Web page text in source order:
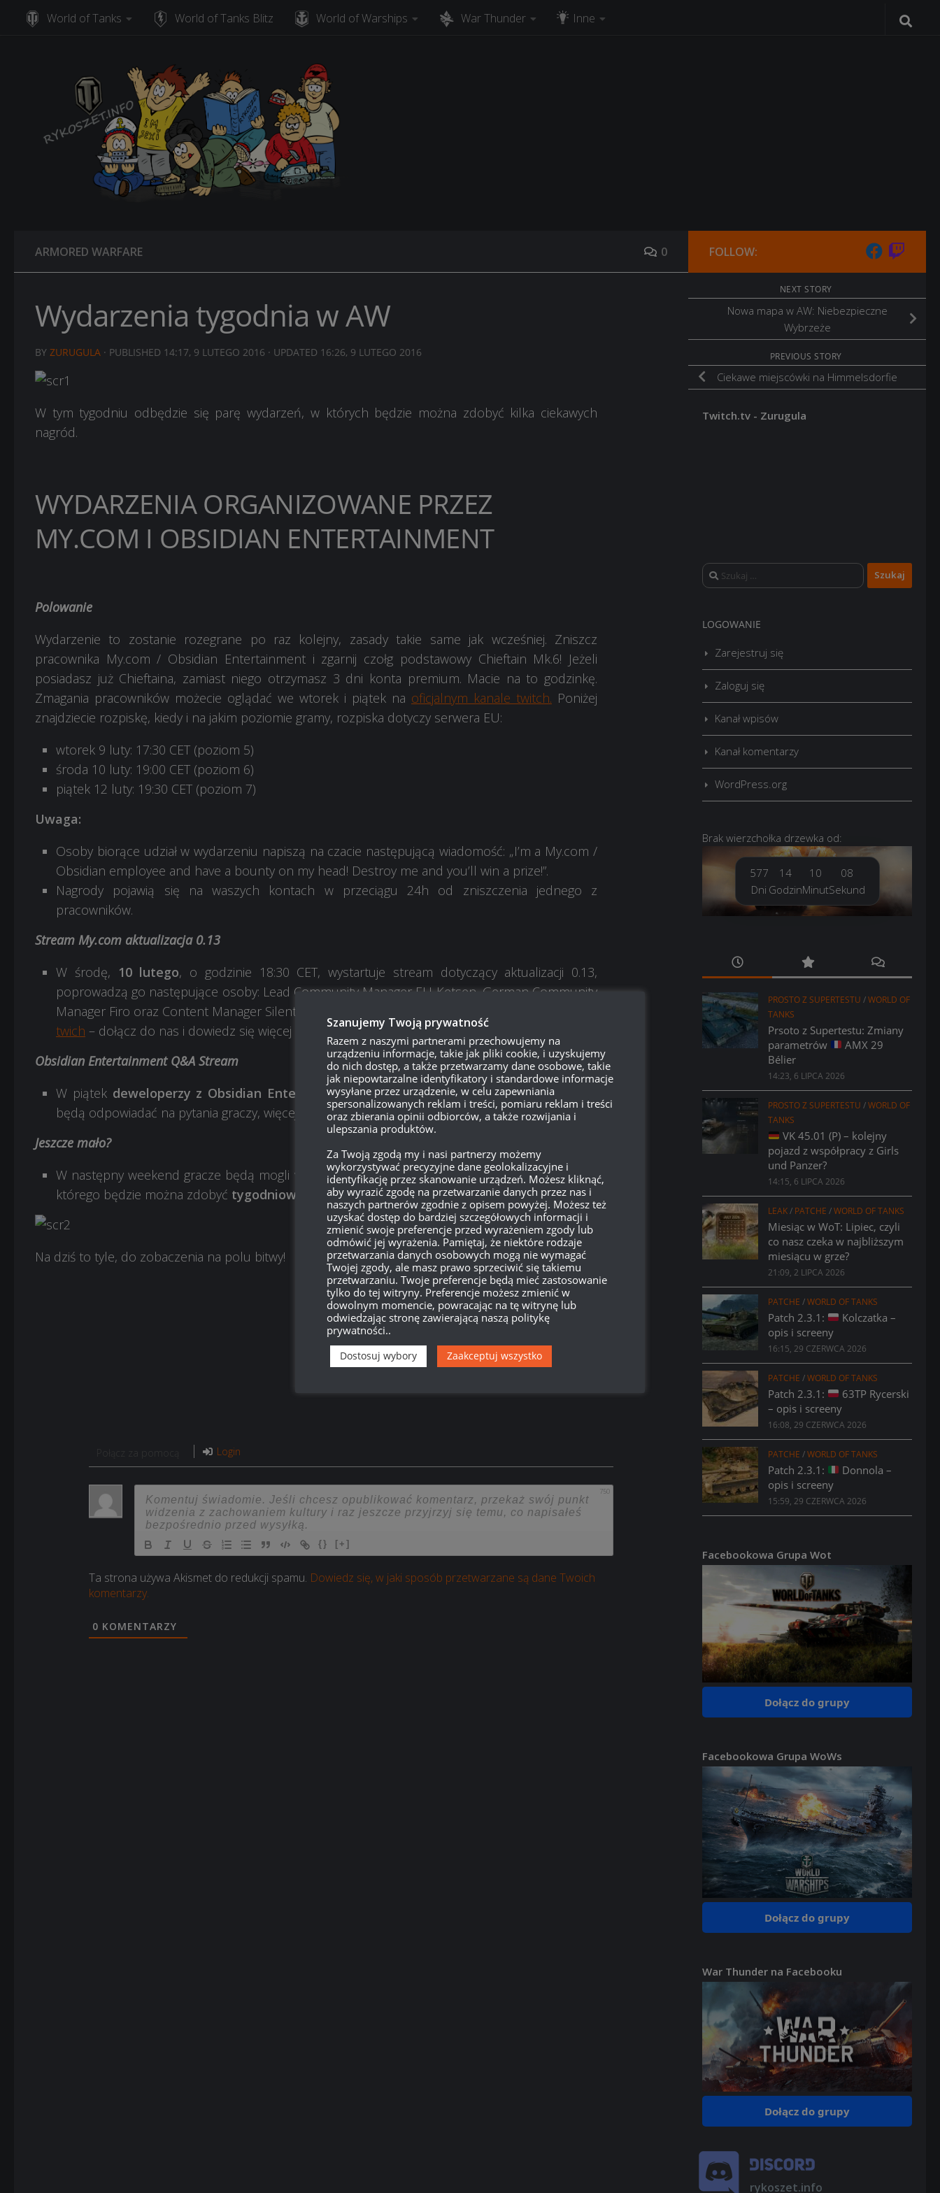
Skip to content
World of Tanks World of Tanks Blitz World of Warships War Thunder Inne
ARMORED WARFARE 0
Wydarzenia tygodnia w AW
BY ZURUGULA · PUBLISHED 14:17, 9 LUTEGO 2016 · UPDATED 16:26, 9 LUTEGO 2016
W tym tygodniu odbędzie się parę wydarzeń, w których będzie można zdobyć kilka ciekawych
nagród.
WYDARZENIA ORGANIZOWANE PRZEZ
MY.COM I OBSIDIAN ENTERTAINMENT
Polowanie
Wydarzenie to zostanie rozegrane po raz kolejny, zasady takie same jak wcześniej. Zniszcz
pracownika My.com / Obsidian Entertainment i zgarnij czołg podstawowy Chieftain Mk.6! Jeżeli
posiadasz już Chieftaina, zamiast niego otrzymasz 3 dni konta premium. Macie na to godzinkę.
Zmagania pracowników możecie oglądać we wtorek i piątek na oficjalnym kanale twitch. Poniżej
znajdziecie rozpiskę, kiedy i na jakim poziomie gramy, rozpiska dotyczy serwera EU:
wtorek 9 luty: 17:30 CET (poziom 5)
środa 10 luty: 19:00 CET (poziom 6)
piątek 12 luty: 19:30 CET (poziom 7)
Uwaga:
Osoby biorące udział w wydarzeniu napiszą na czacie następującą wiadomość: „I’m a My.com /
Obsidian employee and have a bounty on my head! Destroy me and you’ll win a prize!”.
Nagrody pojawią się na waszych kontach w przeciągu 24h od zniszczenia jednego z
pracowników.
Stream My.com aktualizacja 0.13
W środę, 10 lutego, o godzinie 18:30 CET, wystartuje stream dotyczący aktualizacji 0.13,
poprowadzą go następujące osoby: Lead Community Manager EU Ketsen, German Community
Manager Firo oraz Content Manager Silentstalker. Stream można zobaczyć na
twich – dołącz do nas i dowiedz się więcej o AW.
Obsidian Entertainment Q&A Stream
W piątek deweloperzy z Obsidian Entertainmentprzeprowadzą stream, podczas którego
będą odpowiadać na pytania graczy, więcej szczegółów w czwartek.
Jeszcze mało?
W następny weekend gracze będą mogli wziąć udział w zupełnie nowym wydarzeniu, podczas
którego będzie można zdobyć tygodniowy bonus +50%. Więcej informacji niebawem.
Na dziś to tyle, do zobaczenia na polu bitwy!
Login
750
{} [+]
Ta strona używa Akismet do redukcji spamu. Dowiedz się, w jaki sposób przetwarzane są dane Twoich
komentarzy.
0 KOMENTARZY
FOLLOW:
NEXT STORY
Nowa mapa w AW: Niebezpieczne
Wybrzeże
PREVIOUS STORY
Ciekawe miejscówki na Himmelsdorfie
Twitch.tv - Zurugula
Szukaj:
LOGOWANIE
Zarejestruj się
Zaloguj się
Kanał wpisów
Kanał komentarzy
WordPress.org
Brak wierzchołka drzewka od:
577
Dni
14
Godzin
10
Minut
09
Sekund
PROSTO Z SUPERTESTU /WORLD OF
TANKS
Prsoto z Supertestu: Zmiany
parametrów
AMX 29
Bélier
14:23, 6 LIPCA 2026
PROSTO Z SUPERTESTU /WORLD OF
TANKS
VK 45.01 (P) – kolejny
pojazd z współpracy z Girls
und Panzer?
14:15, 6 LIPCA 2026
LEAK/ PATCHE /WORLD OF TANKS
Miesiąc w WoT: Lipiec, czyli
co nasz czeka w najbliższym
miesiącu w grze?
21:09, 2 LIPCA 2026
PATCHE /WORLD OF TANKS
Patch 2.3.1:
Kolczatka –
opis i screeny
16:15, 29 CZERWCA 2026
PATCHE /WORLD OF TANKS
Patch 2.3.1:
63TP Rycerski
– opis i screeny
16:08, 29 CZERWCA 2026
PATCHE /WORLD OF TANKS
Patch 2.3.1:
Donnola –
opis i screeny
15:59, 29 CZERWCA 2026
Facebookowa Grupa Wot
Dołącz do grupy
Facebookowa Grupa WoWs
Dołącz do grupy
War Thunder na Facebooku
Dołącz do grupy
rykoszet.info
Szanujemy Twoją prywatność
Razem z naszymi partnerami przechowujemy na
urządzeniu informacje, takie jak pliki cookie, i uzyskujemy
do nich dostęp, a także przetwarzamy dane osobowe, takie
jak niepowtarzalne identyfikatory i standardowe informacje
wysyłane przez urządzenie, w celu zapewniania
spersonalizowanych reklam i treści, pomiaru reklam i treści
oraz zbierania opinii odbiorców, a także rozwijania i
ulepszania produktów.
Za Twoją zgodą my i nasi partnerzy możemy
wykorzystywać precyzyjne dane geolokalizacyjne i
identyfikację przez skanowanie urządzeń. Możesz kliknąć,
aby wyrazić zgodę na przetwarzanie danych przez nas i
naszych partnerów zgodnie z opisem powyżej. Możesz też
uzyskać dostęp do bardziej szczegółowych informacji i
zmienić swoje preferencje przed wyrażeniem zgody lub
odmówić jej wyrażenia. Pamiętaj, że niektóre rodzaje
przetwarzania danych osobowych mogą nie wymagać
Twojej zgody, ale masz prawo sprzeciwić się takiemu
przetwarzaniu. Twoje preferencje będą mieć zastosowanie
tylko do tej witryny. Preferencje możesz zmienić w
dowolnym momencie, powracając na tę witrynę lub
odwiedzając stronę zawierającą naszą politykę
prywatności..
Dostosuj wybory Zaakceptuj wszystko